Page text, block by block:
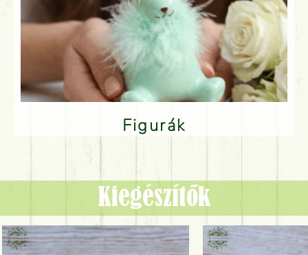
Figurák
Kiegészítők